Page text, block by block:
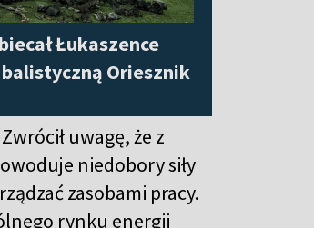
Łukaszence
Oriesznik
uwagę, że z
niedobory siły
zasobami pracy.
rynku energii